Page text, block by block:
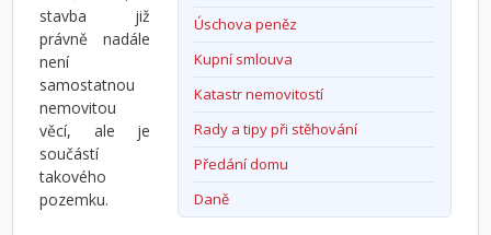
Úschova peněz
Kupní smlouva
Katastr nemovitostí
Rady a tipy při stěhování
Předání domu
Daně
stavba již
právně nadále
není
samostatnou
nemovitou
věcí, ale je
součástí
takového
pozemku.